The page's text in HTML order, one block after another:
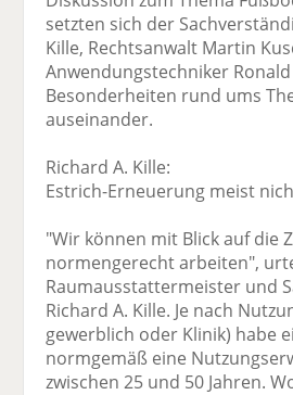
setzten sich der
Kille, Rechtsanwalt Martin
Anwendungstechniker
Besonderheiten rund ums
auseinander.
Richard A. Kille:
Estrich-Erneuerung meist
"Wir können mit Blick auf die
normengerecht arbeiten",
Raumausstattermeister und
Richard A. Kille. Je nach
gewerblich oder Klinik) habe
normgemäß eine
zwischen 25 und 50 Jahren.